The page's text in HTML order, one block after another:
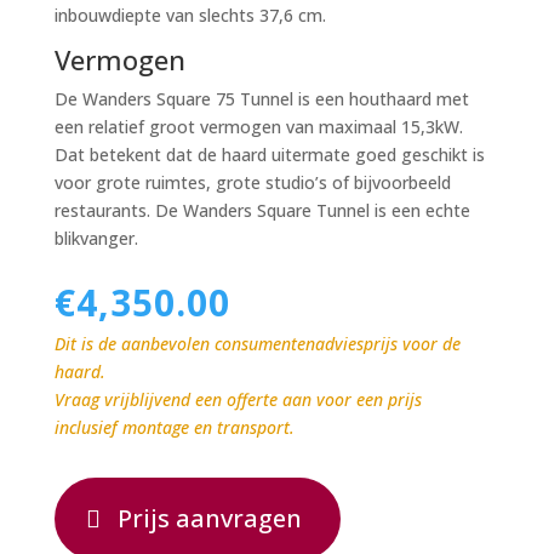
inbouwdiepte van slechts 37,6 cm.
Vermogen
De Wanders Square 75 Tunnel is een houthaard met
een relatief groot vermogen van maximaal 15,3kW.
Dat betekent dat de haard uitermate goed geschikt is
voor grote ruimtes, grote studio’s of bijvoorbeeld
restaurants. De Wanders Square Tunnel is een echte
blikvanger.
€4,350.00
Dit is de aanbevolen consumentenadviesprijs voor de
haard.
Vraag vrijblijvend een offerte aan voor een prijs
inclusief montage en transport.
Prijs aanvragen